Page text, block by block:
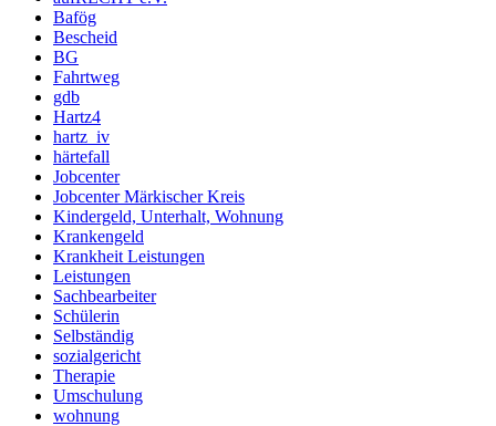
Bafög
Bescheid
BG
Fahrtweg
gdb
Hartz4
hartz_iv
härtefall
Jobcenter
Jobcenter Märkischer Kreis
Kindergeld, Unterhalt, Wohnung
Krankengeld
Krankheit Leistungen
Leistungen
Sachbearbeiter
Schülerin
Selbständig
sozialgericht
Therapie
Umschulung
wohnung